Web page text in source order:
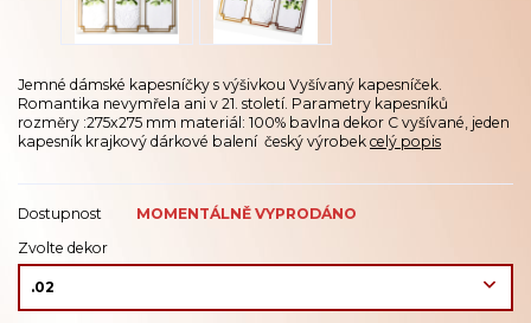
Jemné dámské kapesníčky s výšivkou Vyšívaný kapesníček.
Romantika nevymřela ani v 21. století. Parametry kapesníků
rozměry :275x275 mm materiál: 100% bavlna dekor C vyšívané, jeden
kapesník krajkový dárkové balení český výrobek celý popis
Dostupnost
MOMENTÁLNĚ VYPRODÁNO
Zvolte dekor